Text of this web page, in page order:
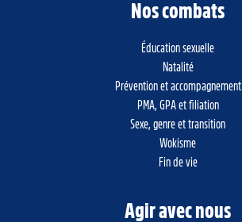
Nos combats
Éducation sexuelle
Natalité
Prévention et accompagnement
PMA, GPA et filiation
Sexe, genre et transition
Wokisme
Fin de vie
Agir avec nous